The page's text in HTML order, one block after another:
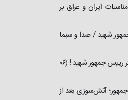
ایران و عراق بر
شهید / صدا و سیما
رییس جمهور شهید ! (06
جمهور؛ آتش‌سوزی بعد از